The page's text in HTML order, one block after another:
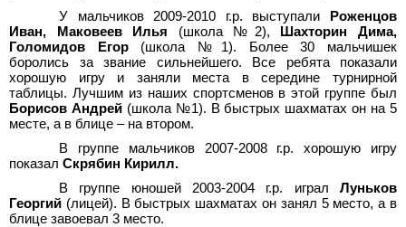
У мальчиков 2009-2010 г.р. выступали Роженцов
Иван, Маковеев Илья (школа №2), Шахторин Дима,
Голомидов Егор (школа №1). Более 30 мальчишек
боролись за звание сильнейшего. Все ребята показали
хорошую игру и заняли места в середине турнирной
таблицы. Лучшим из наших спортсменов в этой группе был
Борисов Андрей (школа №1). В быстрых шахматах он на 5
месте, а в блице – на втором.
В группе мальчиков 2007-2008 г.р. хорошую игру
показал Скрябин Кирилл.
В группе юношей 2003-2004 г.р. играл Луньков
Георгий (лицей). В быстрых шахматах он занял 5 место, а в
блице завоевал 3 место.